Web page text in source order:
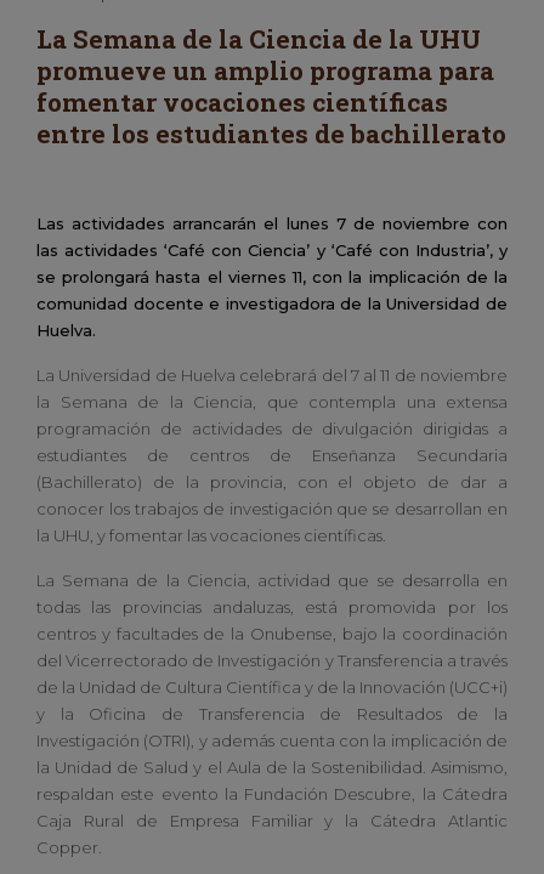
La Semana de la Ciencia de la UHU
promueve un amplio programa para
fomentar vocaciones científicas
entre los estudiantes de bachillerato
Las actividades arrancarán el lunes 7 de noviembre con
las actividades ‘Café con Ciencia’ y ‘Café con Industria’, y
se prolongará hasta el viernes 11, con la implicación de la
comunidad docente e investigadora de la Universidad de
Huelva.
La Universidad de Huelva celebrará del 7 al 11 de noviembre
la Semana de la Ciencia, que contempla una extensa
programación de actividades de divulgación dirigidas a
estudiantes de centros de Enseñanza Secundaria
(Bachillerato) de la provincia, con el objeto de dar a
conocer los trabajos de investigación que se desarrollan en
la UHU, y fomentar las vocaciones científicas.
La Semana de la Ciencia, actividad que se desarrolla en
todas las provincias andaluzas, está promovida por los
centros y facultades de la Onubense, bajo la coordinación
del Vicerrectorado de Investigación y Transferencia a través
de la Unidad de Cultura Científica y de la Innovación (UCC+i)
y la Oficina de Transferencia de Resultados de la
Investigación (OTRI), y además cuenta con la implicación de
la Unidad de Salud y el Aula de la Sostenibilidad. Asimismo,
respaldan este evento la Fundación Descubre, la Cátedra
Caja Rural de Empresa Familiar y la Cátedra Atlantic
Copper.